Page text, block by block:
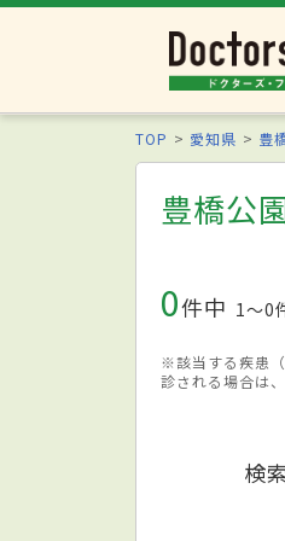
TOP 愛知県 豊
豊橋公
0件中 1〜0
※該当する疾患
診される場合は
検